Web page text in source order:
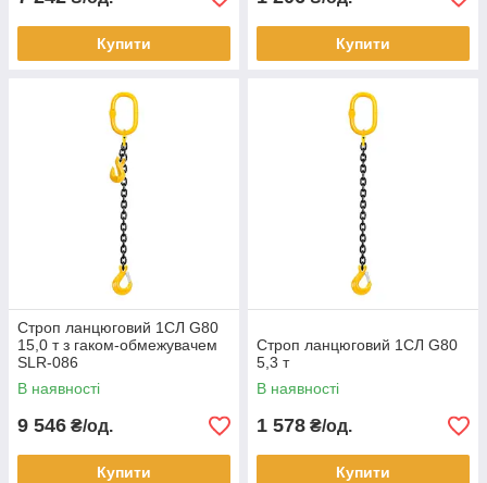
Купити Купити
Строп ланцюговий 1СЛ G80
15,0 т з гаком-обмежувачем
SLR-086
В наявності
9 546 ₴/од.
Купити
Строп ланцюговий 1СЛ G80
5,3 т
В наявності
1 578 ₴/од.
Купити